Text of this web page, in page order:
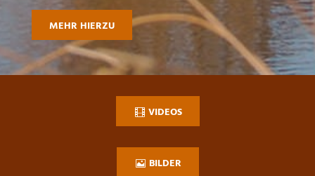
MEHR HIERZU
VIDEOS
BILDER